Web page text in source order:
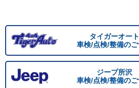
タイガーオート
車検/点検/整備の
ジープ所沢
車検/点検/整備の